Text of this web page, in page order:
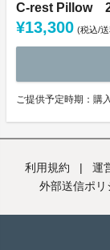
C-rest Pillow 2
¥13,300 (税込/
ご提供予定時期：購
利用規約 | 運
外部送信ポリ